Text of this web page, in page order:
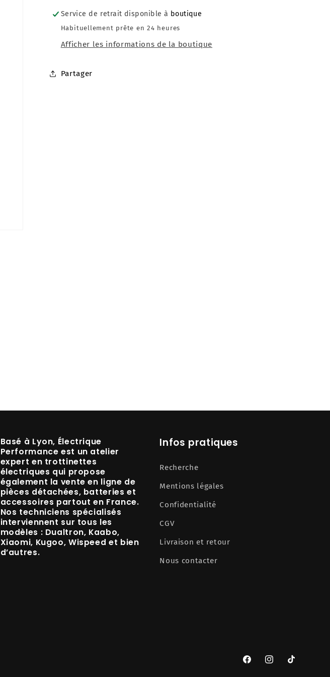
Service de retrait disponible à boutique
Habituellement prête en 24 heures
Afficher les informations de la boutique
Partager
Basé à Lyon, Électrique
Performance est un atelier
expert en trottinettes
électriques qui propose
également la vente en ligne de
pièces détachées, batteries et
accessoires partout en France.
Nos techniciens spécialisés
interviennent sur tous les
modèles : Dualtron, Kaabo,
Xiaomi, Kugoo, Wispeed et bien
d’autres.
Infos pratiques
Recherche
Mentions légales
Confidentialité
CGV
Livraison et retour
Nous contacter
FacebookInstagramTikTok